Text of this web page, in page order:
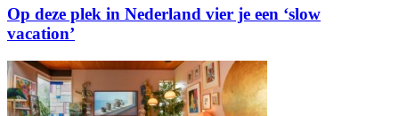
Op deze plek in Nederland vier je een ‘slow
vacation’